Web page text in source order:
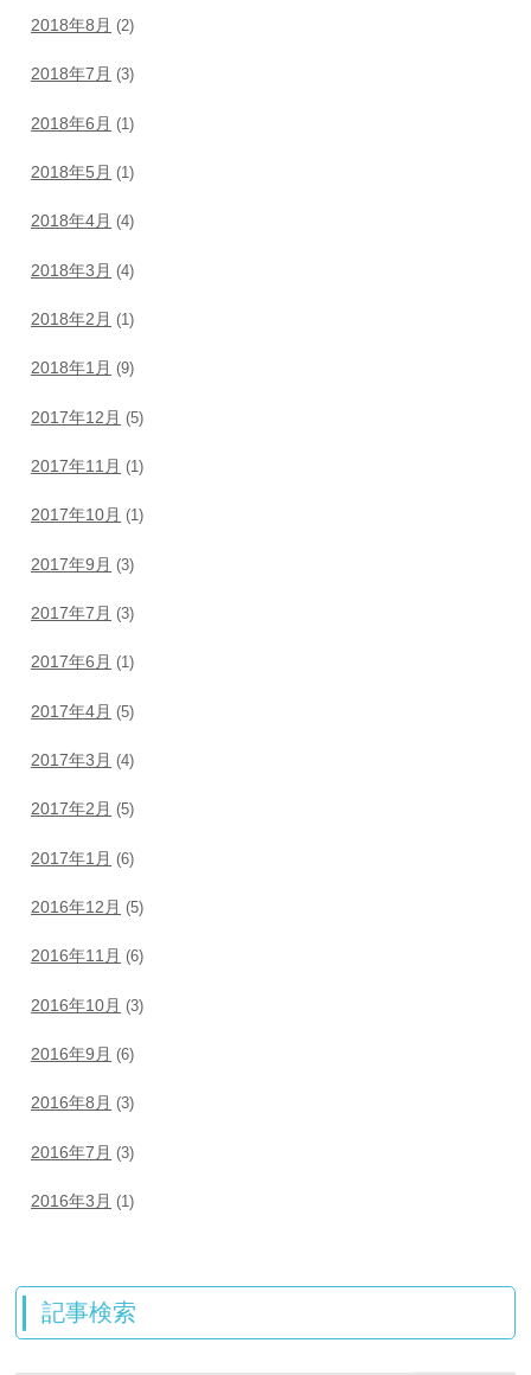
2018年8月 (2)
2018年7月 (3)
2018年6月 (1)
2018年5月 (1)
2018年4月 (4)
2018年3月 (4)
2018年2月 (1)
2018年1月 (9)
2017年12月 (5)
2017年11月 (1)
2017年10月 (1)
2017年9月 (3)
2017年7月 (3)
2017年6月 (1)
2017年4月 (5)
2017年3月 (4)
2017年2月 (5)
2017年1月 (6)
2016年12月 (5)
2016年11月 (6)
2016年10月 (3)
2016年9月 (6)
2016年8月 (3)
2016年7月 (3)
2016年3月 (1)
記事検索